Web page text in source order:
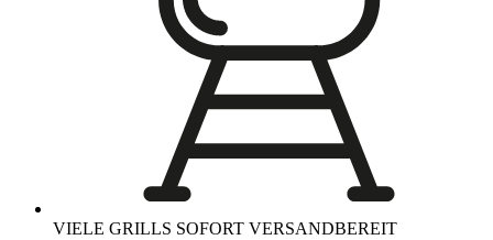
VIELE GRILLS SOFORT VERSANDBEREIT